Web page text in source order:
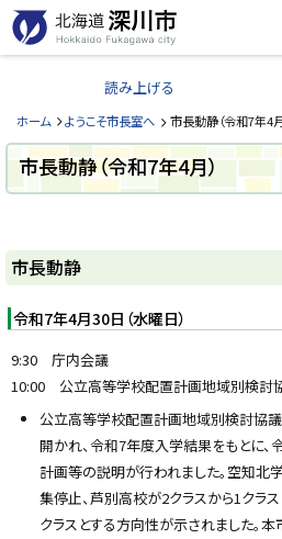
本
文
へ
ュ
へ
北
道
深
川
市
k
a
i
d
o
F
k
a
g
読み上げる
ホーム ようこそ市長室へ 市長動静（令和7年4月
市長動静（令和7年4月）
ー
ジ
目
次
市
動
市長動静
令和7年4月30日（水曜日）
9:30 庁内会議
10:00 公立高等学校配置計画地域別検討
公立高等学校配置計画地域別検討協
開かれ、令和7年度入学結果をもとに
計画等の説明が行われました。空知北
集停止、芦別高校が2クラスから1クラ
クラスとする方向性が示されました。